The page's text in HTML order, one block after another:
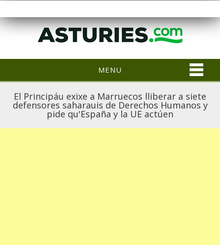
MENU
El Principáu exixe a Marruecos lliberar a siete
defensores saharauis de Derechos Humanos y
pide qu'España y la UE actúen